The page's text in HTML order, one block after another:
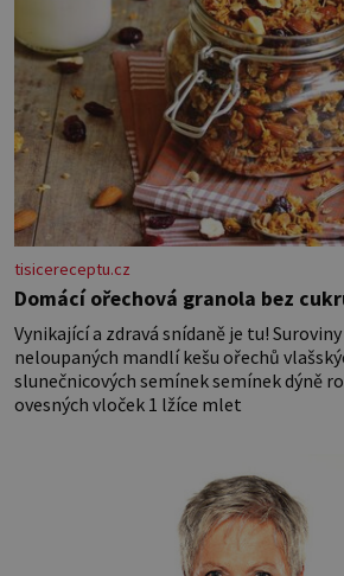
tisicereceptu.cz
Domácí ořechová granola bez
Vynikající a zdravá snídaně je tu! Suroviny Vždy 1 šálek –
neloupaných mandlí kešu ořechů
slunečnicových semínek semínek dýně
ovesných vloček 1 lžíce mlet